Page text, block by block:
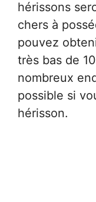
hérissons
chers à
pouvez
très bas de
nombreux
possible si
hérisson.